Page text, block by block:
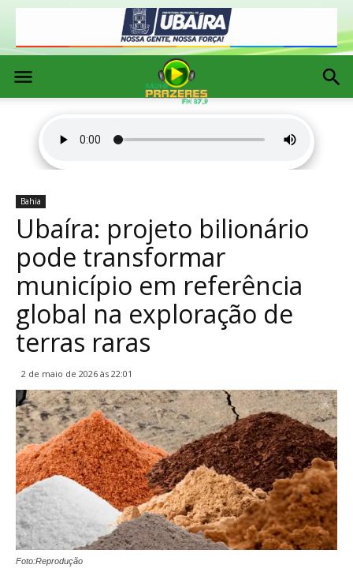
Bahia
Ubaíra: projeto bilionário
pode transformar
município em referência
global na exploração de
terras raras
2 de maio de 2026 às 22:01
Foto:Reprodução